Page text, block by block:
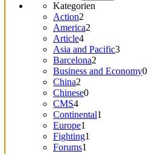
Kategorien
Action2
America2
Article4
Asia and Pacific3
Barcelona2
Business and Economy0
China2
Chinese0
CMS4
Continental1
Europe1
Fighting1
Forums1